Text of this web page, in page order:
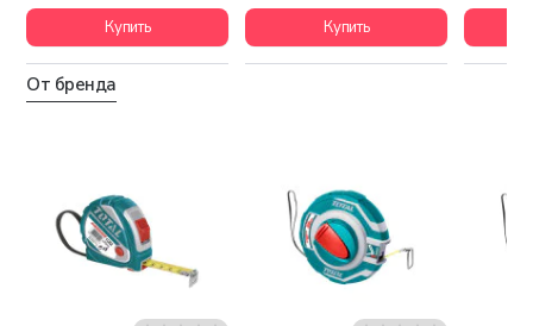
Купить Купить
От бренда